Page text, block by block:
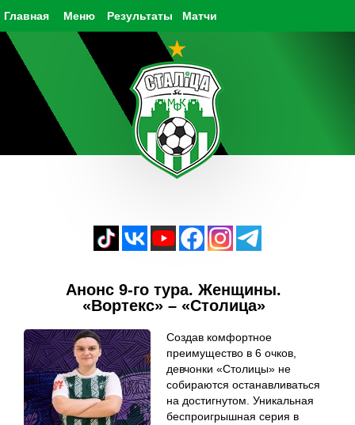
Главная Результаты Матчи
Меню
Анонс 9-го тура. Женщины.
«Вортекс» – «Столица»
Создав комфортное
преимущество в 6 очков,
девчонки «Столицы» не
собираются останавливаться
на достигнутом. Уникальная
беспроигрышная серия в